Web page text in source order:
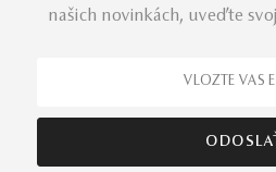
našich novinkách, uveďte